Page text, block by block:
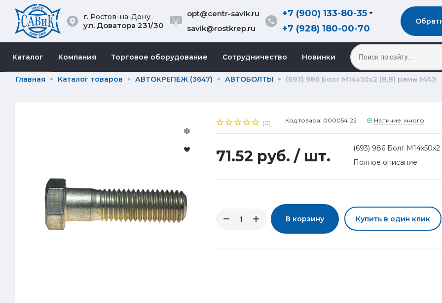
г. Ростов-на-Дону
ул. Доватора 231/30
opt@centr-savik.ru
savik@rostkrep.ru
+7 (900) 133-80-35
+7 (928) 180-00-70
Каталог Компания Торговое оборудование Сотрудничество Новинки
Главная Каталог товаров АВТОКРЕПЕЖ (3647) АВТОБОЛТЫ (693) 986 Болт М14х50х2 (8,8) рамы МАЗ
(0) Код товара: 000054122 Наличие: много
71.52 руб. / шт.
(693) 986 Болт
Полное описание
В корзину Купить в один клик